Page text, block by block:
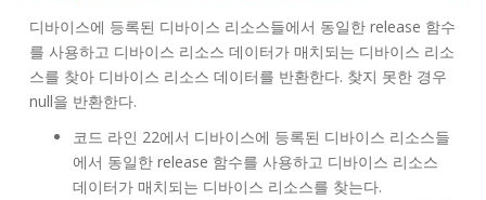
디바이스에 등록된 디바이스 리소스들에서 동일한 release 함수
를 사용하고 디바이스 리소스 데이터가 매치되는 디바이스 리소
스를 찾아 디바이스 리소스 데이터를 반환한다. 찾지 못한 경우
null을 반환한다.
코드 라인 22에서 디바이스에 등록된 디바이스 리소스들
에서 동일한 release 함수를 사용하고 디바이스 리소스
데이터가 매치되는 디바이스 리소스를 찾는다.